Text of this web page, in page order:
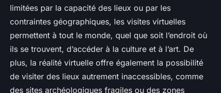
limitées par la capacité des lieux ou par les
contraintes géographiques, les visites virtuelles
permettent à tout le monde, quel que soit l’endroit où
ils se trouvent, d’accéder à la culture et à l’art. De
plus, la réalité virtuelle offre également la possibilité
de visiter des lieux autrement inaccessibles, comme
des sites archéologiques fragiles ou des zones